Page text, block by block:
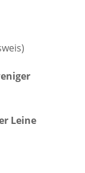
Leine